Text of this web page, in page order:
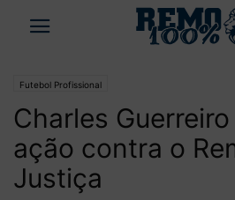
Futebol Profissional
Charles
ação contra o
Justiça